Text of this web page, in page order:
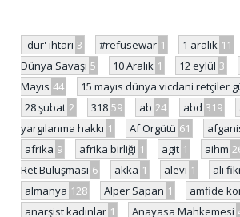
'dur' ihtarı 3 #refusewar 1 1 aralık 11
Dünya Savaşı 5 10 Aralık 1 12 eylül 3
Mayıs 44 15 mayıs dünya vicdani retçiler
28 şubat 2 318 59 ab 24 abd 319
yargılanma hakkı 1 Af Örgütü 61
afrika 9 afrika birliği 1 agit 1 aihm
Ret Buluşması 6 akka 1 alevi 1 ali
almanya 128 Alper Sapan 1 amfide
anarşist kadınlar 1 Anayasa Mahkemesi